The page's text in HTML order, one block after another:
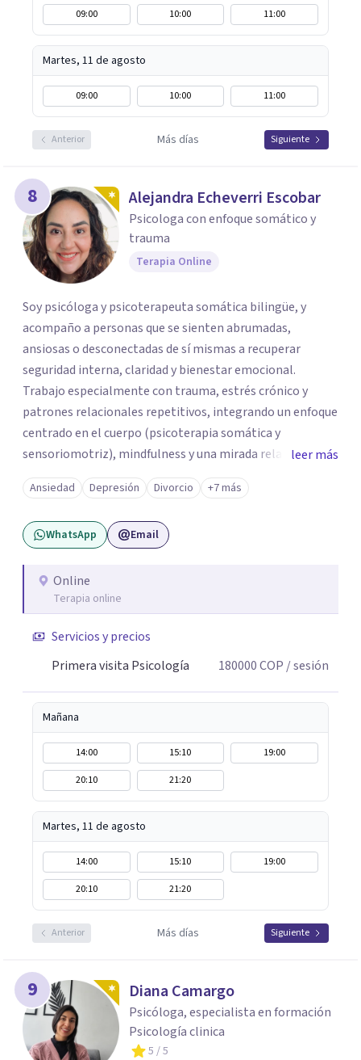
09:00 10:00 11:00
Martes, 11 de agosto
09:00 10:00 11:00
Anterior Más días Siguiente
8 Alejandra Echeverri Escobar
Psicologa con enfoque somático y
trauma
Terapia Online
Soy psicóloga y psicoterapeuta somática bilingüe, y
acompaño a personas que se sienten abrumadas,
ansiosas o desconectadas de sí mismas a recuperar
seguridad interna, claridad y bienestar emocional.
Trabajo especialmente con trauma, estrés crónico y
patrones relacionales repetitivos, integrando un enfoque
centrado en el cuerpo (psicoterapia somática y
sensoriomotriz), mindfulness y una mirada relacional y
psicodinámica. En terapia te ayudo a entender lo que te
pasa sin juicio, a regular tu sistema nervioso y a
desarrollar recursos concretos para sentirte más
presente, estable y en paz contigo. También tengo
lo que me permite abordar dinámicas profundas que
pueden estar influyendo en tu historia y tus vínculos
leer más
Ansiedad Depresión Divorcio +7 más
WhatsApp Email
Online
Terapia online
Servicios y precios
Primera visita Psicología
180000COP / sesión
Mañana
14:00 15:10
19:00
20:10
21:20
Martes, 11 de agosto
14:00 15:10
19:00
20:10
21:20
Anterior Más días Siguiente
9 Diana Camargo
Psicóloga, especialista en formación
Psicología clinica
5 / 5